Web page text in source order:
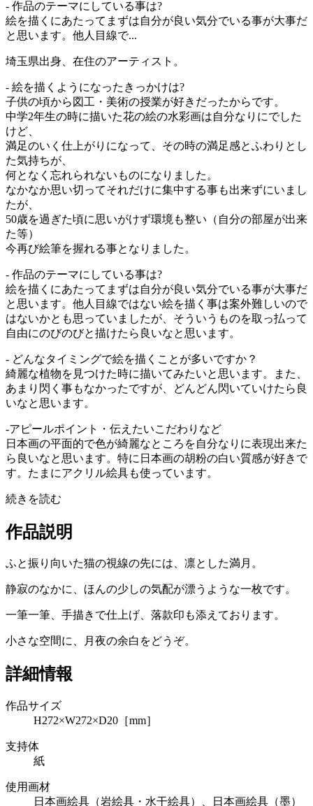
- 作品のテーマにしている事は?
絵を描くにあたってまずは自分が良い気分でいる事が大事だ
と思います。他人目線で...
埼玉県出身、在住のアーティスト。
- 絵を描くようになったきっかけは?
子供の頃から図工・美術の授業が好きだったからです。
中学2年生の時に描いた花の絵の水彩画は自分なりにでした
けど、
満足のいく仕上がりになって、その時の満足感とふわりとし
た気持ちが、
何となく忘れられないものになりました。
なかなか思い切ってそれだけに集中する事も出来ずにいまし
たが、
50歳を過ぎた頃に思いがけず環境も整い（自分の部屋が出来
た等）
今再び絵筆を握れる事となりました。
- 作品のテーマにしている事は?
絵を描くにあたってまずは自分が良い気分でいる事が大事だ
と思います。他人目線ではない絵を描く事は案外難しいので
はないかとも思っていましたが、そういうものを取っ払って
自由にのびのびと描けたら良いなと思います。
- どんなタイミングで絵を描くことが多いですか？
綺麗な植物を見つけた時に描いてみたいと思います。また、
あまり閃く事もなかったですが、どんどん閃いていけたら良
いなと思います。
-アピールポイント・伝えたいこだわりなど
日本画の平面的で色が綺麗なところを自分なりに表現出来た
ら良いなと思います。特に日本画の胡粉の白い質感が好きで
す。たまにアクリル絵具も使っています。
続きを読む
作品説明
ふと振り向いた猫の視線の先には、凛とした満月。
静寂のなかに、ほんの少しの気配が漂うような一枚です。
一筆一筆、手描きで仕上げ、落款印も添えております。
小さな空間に、月夜の余白をどうぞ。
詳細情報
作品サイズ
H272×W272×D20［mm］
支持体
紙
使用画材
日本画絵具（岩絵具・水干絵具）、日本画絵具（墨）